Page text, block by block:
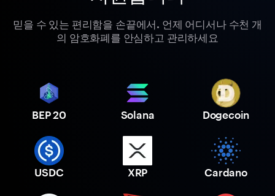
믿을 수 있는 편리함을 손끝에서. 언제 어디서나 수천 개
의 암호화폐를 안심하고 관리하세요
BEP 20 Solana Dogecoin
USDC XRP Cardano